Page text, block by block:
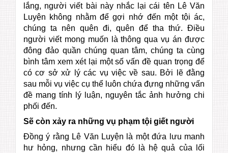
lắng, người viết bài này nhắc lại cái tên Lê Văn
Luyện không nhằm để gợi nhớ đến một tội ác,
chúng ta nên quên đi, quên để tha thứ. Điều
người viết mong muốn là thông qua vụ án được
đông đảo quần chúng quan tâm, chúng ta cùng
bình tâm xem xét lại một số vấn đề quan trọng để
có cơ sở xử lý các vụ việc về sau. Bởi lẽ đằng
sau mỗi vụ việc cụ thể luôn chứa đựng những vấn
đề mang tính lý luận, nguyên tắc ảnh hưởng chi
phối đến.
Sẽ còn xảy ra những vụ phạm tội giết người
Đồng ý rằng Lê Văn Luyện là một đứa lưu manh
hư hỏng, nhưng cần hiểu đó là hệ quả của lối